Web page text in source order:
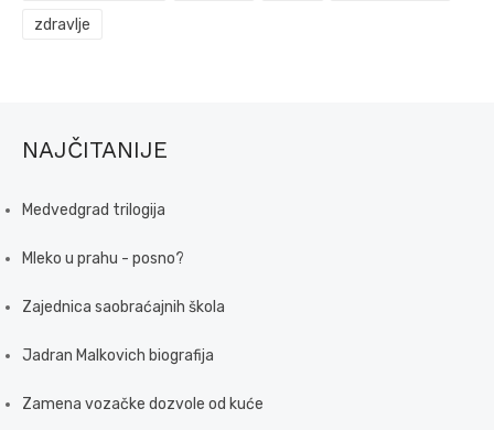
zdravlje
NAJČITANIJE
Medvedgrad trilogija
Mleko u prahu - posno?
Zajednica saobraćajnih škola
Jadran Malkovich biografija
Zamena vozačke dozvole od kuće